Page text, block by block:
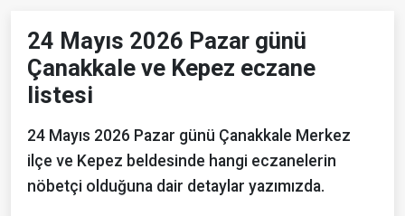
24 Mayıs 2026 Pazar günü
Çanakkale ve Kepez eczane
listesi
24 Mayıs 2026 Pazar günü Çanakkale Merkez
ilçe ve Kepez beldesinde hangi eczanelerin
nöbetçi olduğuna dair detaylar yazımızda.